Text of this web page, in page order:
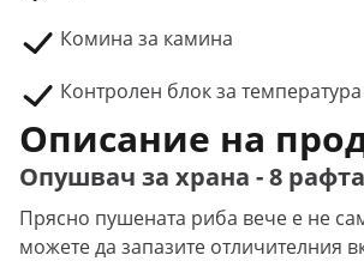
Комина за камина
Контролен блок за
Описание на
Опушвач за храна - 8 рафта
Прясно пушената риба вече е не
можете да запазите отличителния